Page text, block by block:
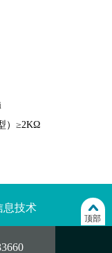
）≥2KΩ
息技术
顶部